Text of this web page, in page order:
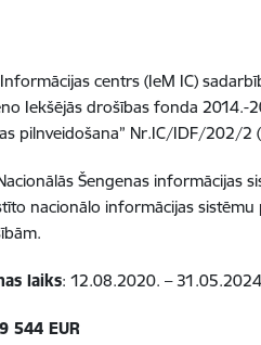
centrs (IeM IC)
Iekšējās drošības fonda
pilnveidošana” Nr.IC/IDF/202/2
Šengenas informācijas
nacionālo informācijas
laiks: 12.08.2020. –
544 EUR